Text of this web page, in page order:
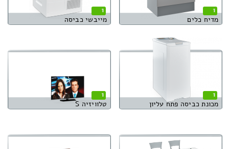
1
מדיח כלים
1
מייבשי כביסה
1
מכונת כביסה פתח עליון
1
טלוויזיה S